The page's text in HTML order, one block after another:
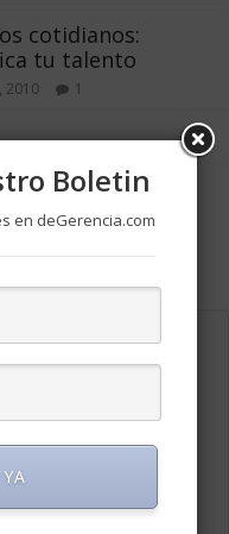
cotidianos:
tu talento
2010 1
Boletin
en deGerencia.com